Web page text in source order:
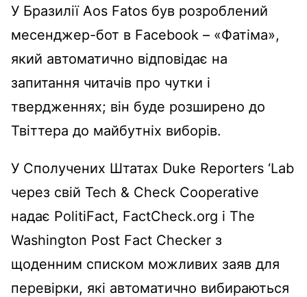
У Бразилії Aos Fatos був розроблений
месенджер-бот в Facebook – «Фатіма»,
який автоматично відповідає на
запитання читачів про чутки і
твердженнях; він буде розширено до
Твіттера до майбутніх виборів.
У Сполучених Штатах Duke Reporters ‘Lab
через свій Tech & Check Cooperative
надає PolitiFact, FactCheck.org і The
Washington Post Fact Checker з
щоденним списком можливих заяв для
перевірки, які автоматично вибираються